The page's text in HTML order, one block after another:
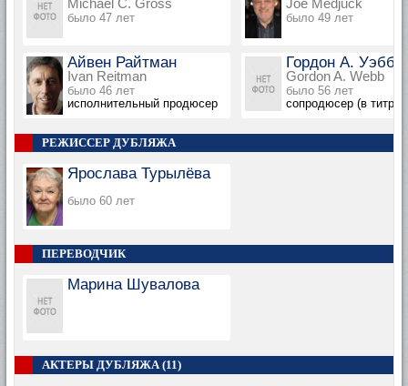
Michael C. Gross
было 47 лет
Joe Medjuck
было 49 лет
Айвен Райтман
Ivan Reitman
было 46 лет
исполнительный продюсер
Гордон А. Уэбб
Gordon A. Webb
было 56 лет
сопродюсер (в
РЕЖИССЕР ДУБЛЯЖА
Ярослава Турылёва
было 60 лет
ПЕРЕВОДЧИК
Марина Шувалова
АКТЕРЫ ДУБЛЯЖА (11)